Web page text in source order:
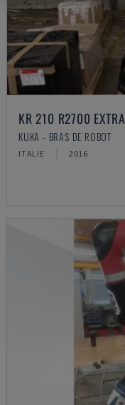
KR 210 R2700 EXTRA
KUKA - BRAS DE ROBOT
ITALIE 2016